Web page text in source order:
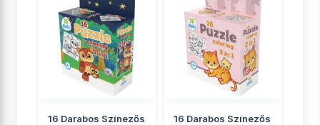
16 Darabos Színezős
16 Darabos Színezős